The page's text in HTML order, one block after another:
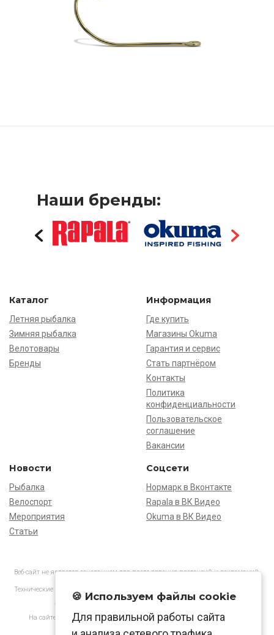
Наши бренды:
Каталог
Летняя рыбалка
Зимняя рыбалка
Велотовары
Бренды
Информация
Где купить
Магазины Okuma
Гарантия и сервис
Стать партнёром
Контакты
Политика
конфиденциальности
Пользовательское
соглашение
Вакансии
Новости
Рыбалка
Велоспорт
Мероприятия
Статьи
Соцсети
Нормарк в Вконтакте
Rapala в ВК Видео
Okuma в ВК Видео
Веб-сайт не является основанием для предъявления претензий и рекламаций,
Технические характеристики товаров могут отличаться от указанных на сайте.
АО «Нормарк» ИНН 7728172512 ОГРН 1037739603505
На сайте применяютсярекомендательные технологиив соответствии
🍪 Используем файлы cookie
Для правильной работы сайта